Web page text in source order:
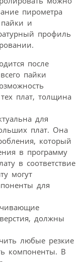
пирометра
пайки и
профиль
после
пайки
плат, толщина
для
плат. Она
который
в программу
в соответствие
могут
для
должны
любые резкие
компоненты. В